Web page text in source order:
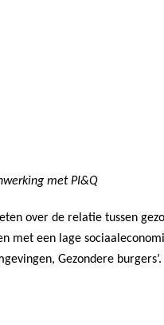
metPI&Q
over de relatie tussen
met een lage
Gezondere burgers’.